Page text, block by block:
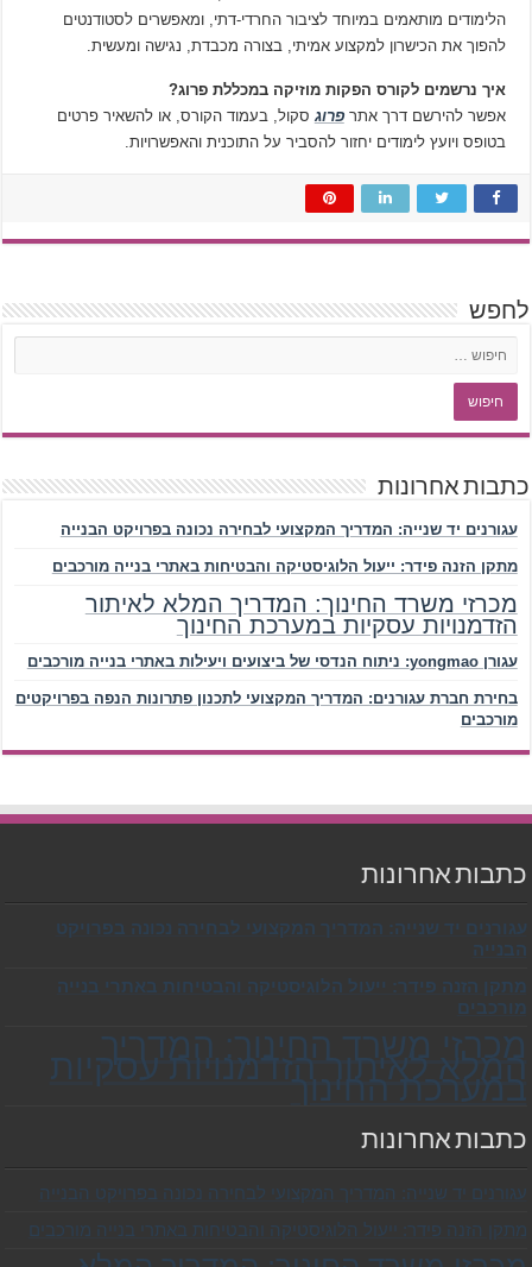
הלימודים מותאמים במיוחד לציבור החרדי-דתי, ומאפשרים לסטודנטים
להפוך את הכישרון למקצוע אמיתי, בצורה מכבדת, נגישה ומעשית.
איך נרשמים לקורס הפקות מוזיקה במכללת פרוג?
אפשר להירשם דרך אתרפרוג סקול, בעמוד הקורס, או להשאיר פרטים
בטופס ויועץ לימודים יחזור להסביר על התוכנית והאפשרויות.
לחפש
כתבות אחרונות
עגורנים יד שנייה: המדריך המקצועי לבחירה נכונה בפרויקט הבנייה
מתקן הזנה פידר: ייעול הלוגיסטיקה והבטיחות באתרי בנייה מורכבים
מכרזי משרד החינוך: המדריך המלא לאיתור
הזדמנויות עסקיות במערכת החינוך
עגורן yongmao: ניתוח הנדסי של ביצועים ויעילות באתרי בנייה מורכבים
בחירת חברת עגורנים: המדריך המקצועי לתכנון פתרונות הנפה בפרויקטים
מורכבים
כתבות אחרונות
עגורנים יד שנייה: המדריך המקצועי לבחירה נכונה בפרויקט
הבנייה
מתקן הזנה פידר: ייעול הלוגיסטיקה והבטיחות באתרי בנייה
מורכבים
מכרזי משרד החינוך: המדריך
המלא לאיתור הזדמנויות עסקיות
במערכת החינוך
כתבות אחרונות
עגורנים יד שנייה: המדריך המקצועי לבחירה נכונה בפרויקט הבנייה
מתקן הזנה פידר: ייעול הלוגיסטיקה והבטיחות באתרי בנייה מורכבים